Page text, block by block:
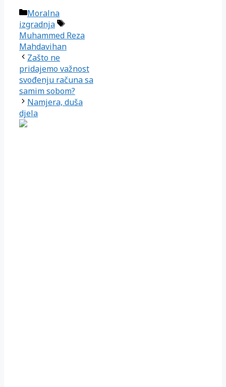
Kategorije
Moralna
izgradnja
Oznake
Muhammed Reza
Mahdavihan
Zašto ne
pridajemo važnost
svođenju računa sa
samim sobom?
Namjera, duša
djela